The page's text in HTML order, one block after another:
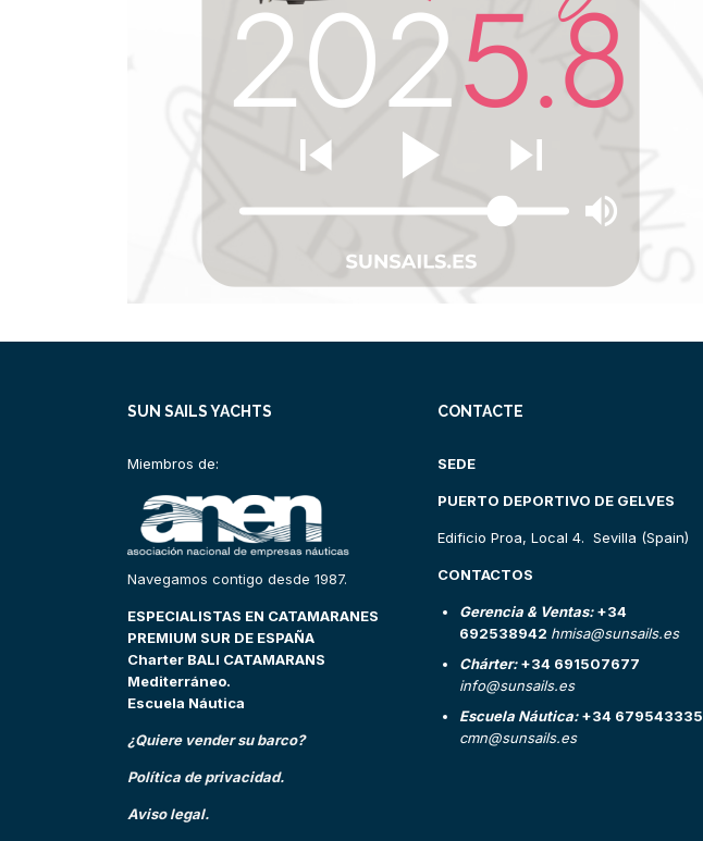
SUN SAILS YACHTS
Miembros de:
Navegamos contigo desde 1987.
ESPECIALISTAS EN CATAMARANES
PREMIUM SUR DE ESPAÑA
Charter BALI CATAMARANS
Mediterráneo.
Escuela Náutica
¿Quiere vender su barco?
Política de privacidad.
Aviso legal.
CONTACTE
SEDE
PUERTO DEPORTIVO DE GELVES
Edificio Proa, Local 4. Sevilla (Spain)
CONTACTOS
Gerencia & Ventas:+34
692538942 hmisa@sunsails.es
Chárter:+34 691507677
info@sunsails.es
Escuela Náutica:+34 679543335
cmn@sunsails.es